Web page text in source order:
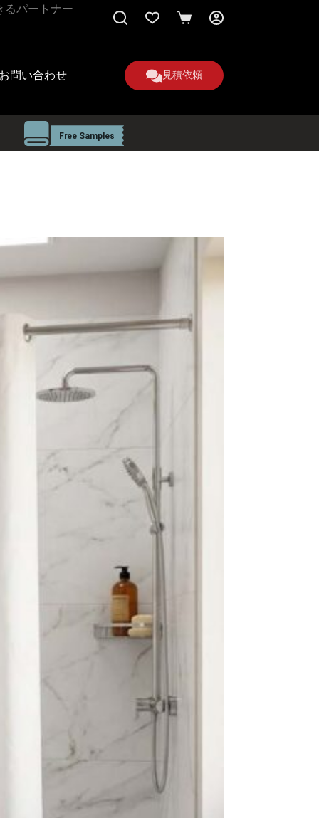
るパートナー
シ
ョ
ピ
ン
カ
問い合わせ 見積依頼